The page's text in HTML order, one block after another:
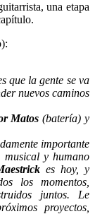
una etapa
que la gente se va
nuevos caminos
Matos (batería) y
importante
y humano
es hoy, y
los momentos,
juntos. Le
proyectos,